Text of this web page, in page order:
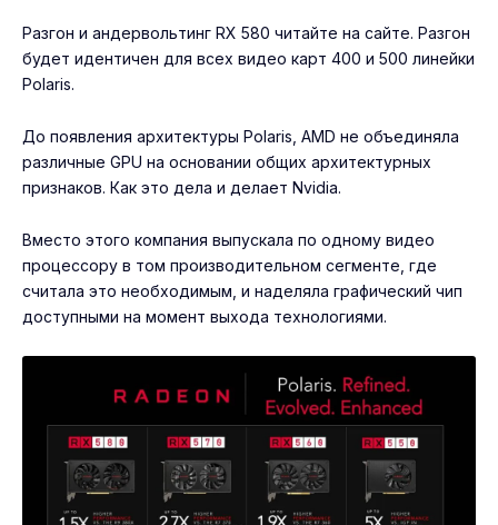
Разгон и андервольтинг RX 580 читайте на сайте. Разгон
будет идентичен для всех видео карт 400 и 500 линейки
Polaris.
До появления архитектуры Polaris, AMD не объединяла
различные GPU на основании общих архитектурных
признаков. Как это дела и делает Nvidia.
Вместо этого компания выпускала по одному видео
процессору в том производительном сегменте, где
считала это необходимым, и наделяла графический чип
доступными на момент выхода технологиями.